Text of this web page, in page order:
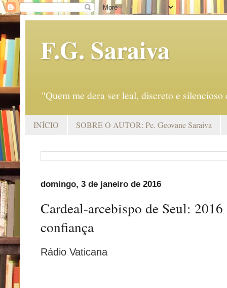
F.G. Saraiva
"Quem me dera ser leal, discreto e
INÍCIO SOBRE O AUTOR: Pe. Geovane Saraiva
domingo, 3 de janeiro de 2016
Cardeal-arcebispo de Seul:
confiança
Rádio Vaticana